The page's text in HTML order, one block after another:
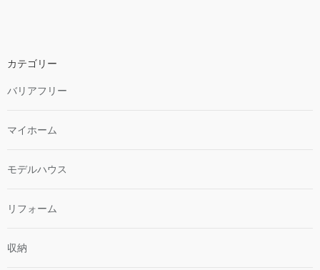
カテゴリー
バリアフリー
マイホーム
モデルハウス
リフォーム
収納